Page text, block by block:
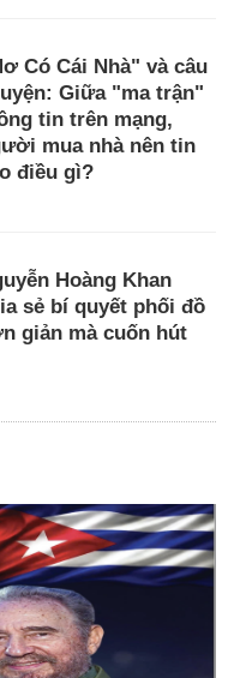
Có Cái Nhà" và câu
Giữa "ma trận"
tin trên mạng,
mua nhà nên tin
điều gì?
Hoàng Khan
sẻ bí quyết phối đồ
giản mà cuốn hút